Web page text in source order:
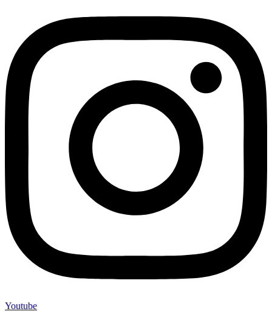
Youtube